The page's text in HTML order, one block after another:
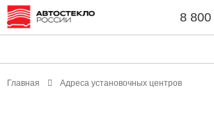
8
Главная Адреса установочных центров